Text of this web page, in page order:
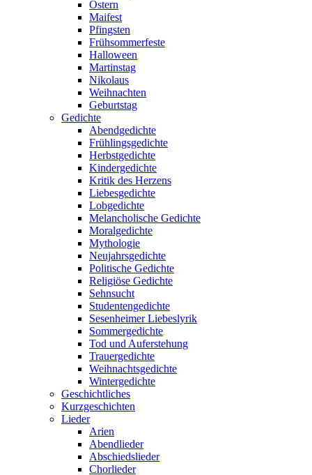
Ostern
Maifest
Pfingsten
Frühsommerfeste
Halloween
Martinstag
Nikolaus
Weihnachten
Geburtstag
Gedichte
Abendgedichte
Frühlingsgedichte
Herbstgedichte
Kindergedichte
Kritik des Herzens
Liebesgedichte
Lobgedichte
Melancholische Gedichte
Moralgedichte
Mythologie
Neujahrsgedichte
Politische Gedichte
Religiöse Gedichte
Sehnsucht
Studentengedichte
Sesenheimer Liebeslyrik
Sommergedichte
Tod und Auferstehung
Trauergedichte
Weihnachtsgedichte
Wintergedichte
Geschichtliches
Kurzgeschichten
Lieder
Arien
Abendlieder
Abschiedslieder
Chorlieder